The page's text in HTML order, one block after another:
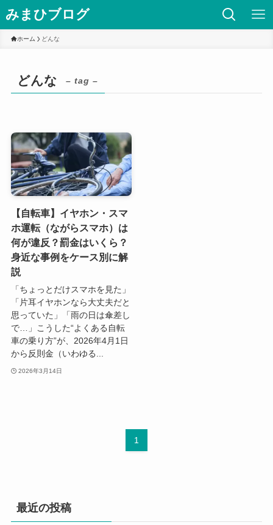
みまひブログ
ホーム どんな
どんな – tag –
【自転車】イヤホン・スマ
ホ運転（ながらスマホ）は
何が違反？罰金はいくら？
身近な事例をケース別に解
説
「ちょっとだけスマホを見た」
「片耳イヤホンなら大丈夫だと
思っていた」「雨の日は傘差し
で…」こうした“よくある自転
車の乗り方”が、2026年4月1日
から反則金（いわゆる...
2026年3月14日
1
最近の投稿